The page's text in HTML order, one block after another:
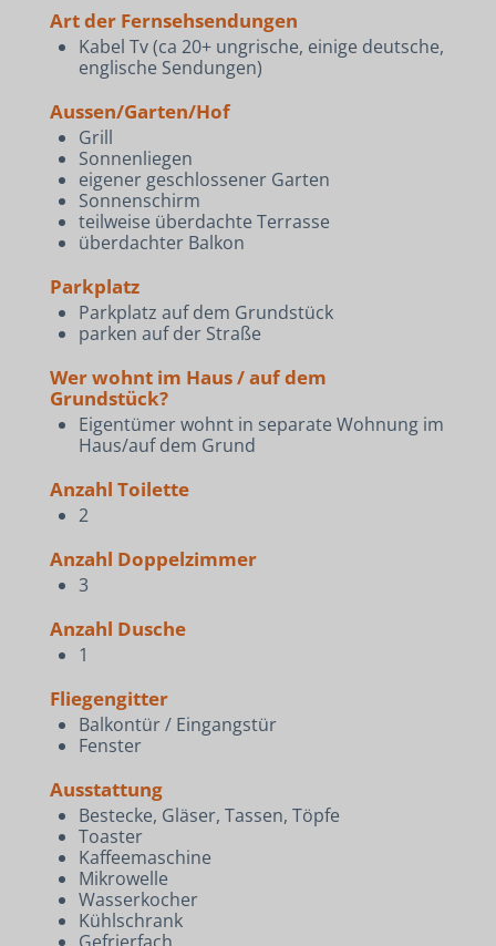
Art der Fernsehsendungen
Kabel Tv (ca 20+ ungrische, einige deutsche,
englische Sendungen)
Aussen/Garten/Hof
Grill
Sonnenliegen
eigener geschlossener Garten
Sonnenschirm
teilweise überdachte Terrasse
überdachter Balkon
Parkplatz
Parkplatz auf dem Grundstück
parken auf der Straße
Wer wohnt im Haus / auf dem
Grundstück?
Eigentümer wohnt in separate Wohnung im
Haus/auf dem Grund
Anzahl Toilette
2
Anzahl Doppelzimmer
3
Anzahl Dusche
1
Fliegengitter
Balkontür / Eingangstür
Fenster
Ausstattung
Bestecke, Gläser, Tassen, Töpfe
Toaster
Kaffeemaschine
Mikrowelle
Wasserkocher
Kühlschrank
Gefrierfach